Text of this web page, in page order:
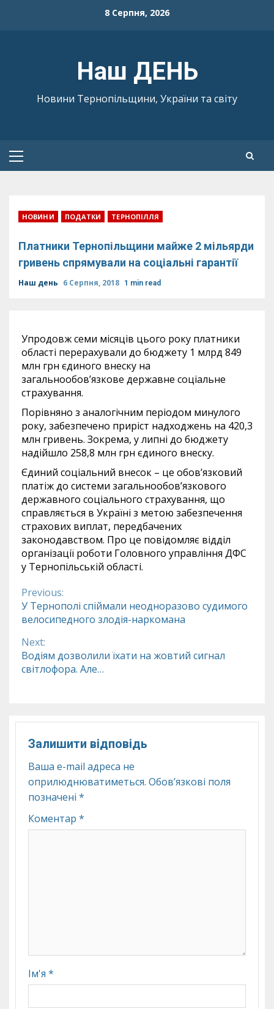
8 Серпня, 2026
Наш ДЕНЬ
Новини Тернопільщини, України та світу
Primary
НОВИНИ ПОДАТКИ ТЕРНОПІЛЛЯ
Платники Тернопільщини майже 2 мільярди
гривень спрямували на соціальні гарантії
Наш день 6 Серпня, 2018 1 min read
Упродовж семи місяців цього року платники
області перерахували до бюджету 1 млрд 849
млн грн єдиного внеску на
загальнообов’язкове державне соціальне
страхування.
Порівняно з аналогічним періодом минулого
року, забезпечено приріст надходжень на 420,3
млн гривень. Зокрема, у липні до бюджету
надійшло 258,8 млн грн єдиного внеску.
Єдиний соціальний внесок – це обов’язковий
платіж до системи загальнообов’язкового
державного соціального страхування, що
справляється в Україні з метою забезпечення
страхових виплат, передбачених
законодавством. Про це повідомляє відділ
організації роботи Головного управління ДФС
у Тернопільській області.
Continue
Reading
Previous:
У Тернополі спіймали неодноразово судимого
велосипедного злодія-наркомана
Next:
Водіям дозволили їхати на жовтий сигнал
світлофора. Але…
Залишити відповідь
Ваша e-mail адреса не
оприлюднюватиметься. Обов’язкові поля
позначені *
Коментар *
Ім'я *